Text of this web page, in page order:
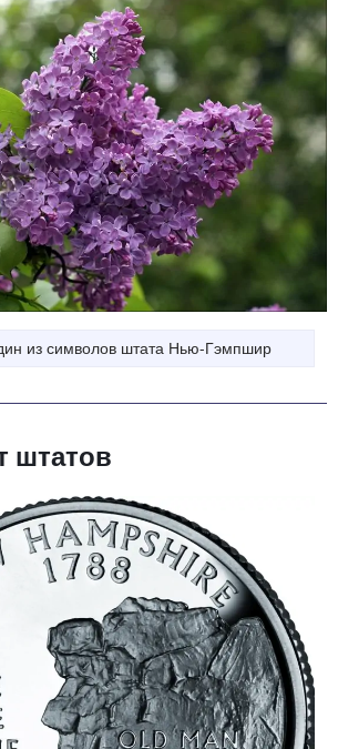
из символов штата Нью-Гэмпшир
штатов